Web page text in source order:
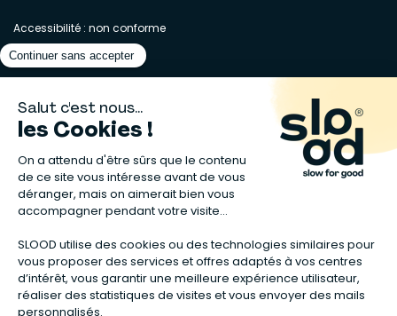
Accessibilité : non conforme
Matelas naturels⋅Graines bio⋅ Lits bébés en bois⋅Déodorant bio⋅Sapin